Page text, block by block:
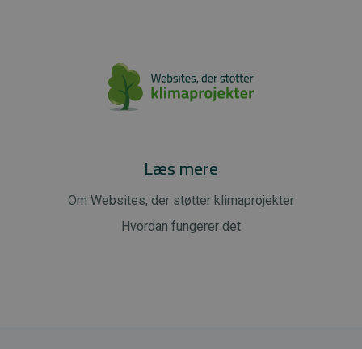
Læs mere
Om Websites, der støtter klimaprojekter
Hvordan fungerer det